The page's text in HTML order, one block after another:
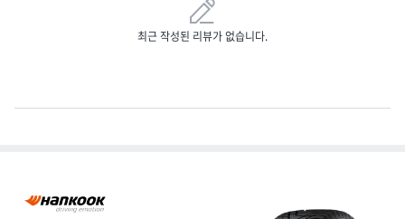
최근 작성된 리뷰가 없습니다.